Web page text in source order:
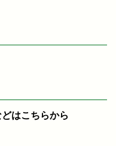
はこちらから